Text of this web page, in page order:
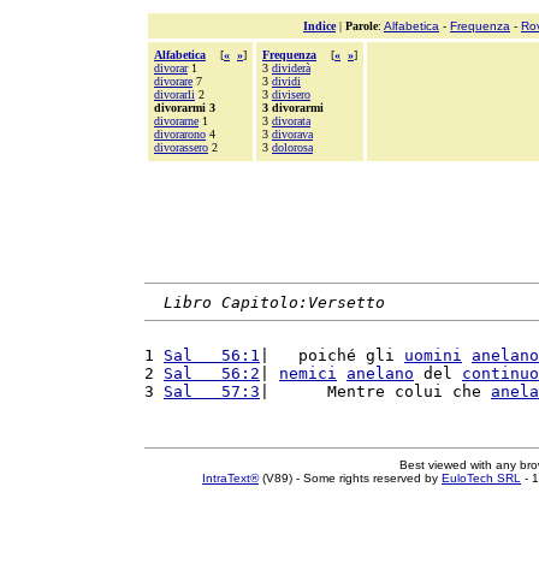
Indice| Parole: Alfabetica - Frequenza -
Alfabetica [« »]
divorar1
divorare 7
divorarli 2
divorarmi 3
divorarne 1
divorarono 4
divorassero 2
Frequenza [« »]
3 dividerà
3 dividi
3 divisero
3 divorarmi
3 divorata
3 divorava
3 dolorosa
Libro Capitolo:Versetto
1 Sal   56:1 |   poiché gli uomini
anelano
2 Sal   56:2 nemici anelano del continuo
3 Sal   57:3 |      Mentre colui che anela
Best viewed with any
IntraText®(V89) - Some rights reserved by EuloTech SRL -